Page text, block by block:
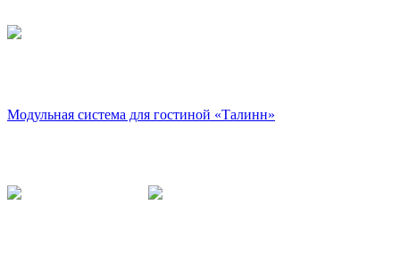
Модульная система для гостиной «Талинн»